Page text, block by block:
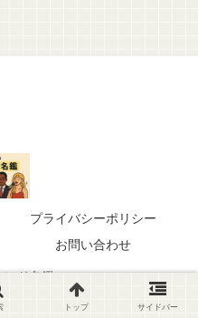
プライバシーポリシー
お問い合わせ
ド名鑑.
トップ サイドバー